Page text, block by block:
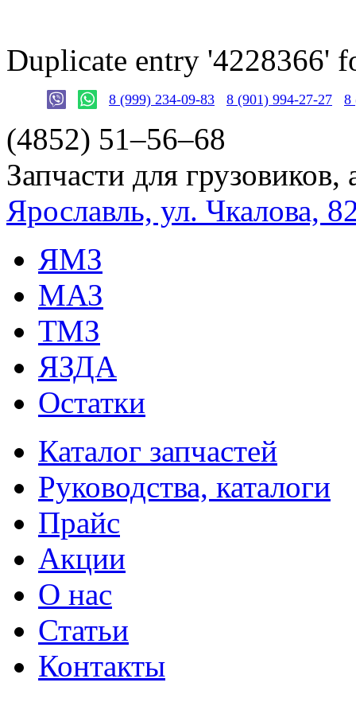
Duplicate entry '4228366'
8 (999) 234-09-83 8 (901) 994-27-27 8
(4852) 51–56–68
Запчасти для грузовиков,
Ярославль, ул. Чкалова,
ЯМЗ
МАЗ
ТМЗ
ЯЗДА
Остатки
Каталог запчастей
Руководства, каталоги
Прайс
Акции
О нас
Статьи
Контакты